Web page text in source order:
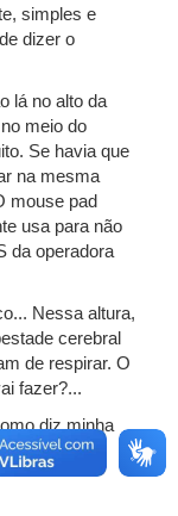
simples e
dizer o
lá no alto da
meio do
Se havia que
na mesma
mouse pad
usa para não
da operadora
Nessa altura,
cerebral
de respirar. O
fazer?...
diz minha